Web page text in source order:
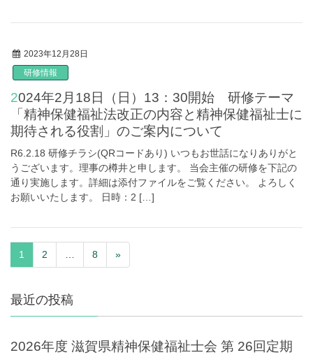
2023年12月28日
研修情報
2024年2月18日（日）13：30開始 研修テーマ
「精神保健福祉法改正の内容と精神保健福祉士に
期待される役割」のご案内について
R6.2.18 研修チラシ(QRコードあり) いつもお世話になりありがと
うございます。理事の樽井と申します。 当会主催の研修を下記の
通り実施します。詳細は添付ファイルをご覧ください。 よろしく
お願いいたします。 日時：2 […]
1 2 8 »
最近の投稿
2026年度 滋賀県精神保健福祉士会 第 26回定期